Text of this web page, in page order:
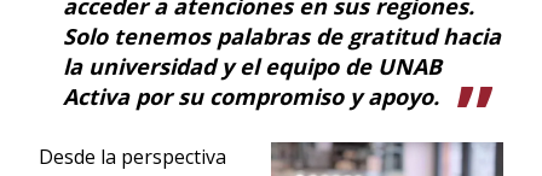
Solo tenemos palabras de gratitud hacia
la universidad y el equipo de UNAB
Activa por su compromiso y apoyo.
Desde la perspectiva